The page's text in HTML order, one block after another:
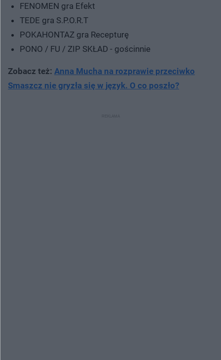
FENOMEN gra Efekt
TEDE gra S.P.O.R.T
POKAHONTAZ gra Recepturę
PONO / FU / ZIP SKŁAD - gościnnie
Zobacz też: Anna Mucha na rozprawie przeciwko
Smaszcz nie gryzła się w język. O co poszło?